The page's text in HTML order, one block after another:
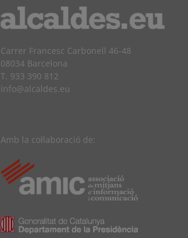
Carrer Francesc Carbonell 46-48
08034 Barcelona
T. 933 390 812
info@alcaldes.eu
Amb la col·laboració de: